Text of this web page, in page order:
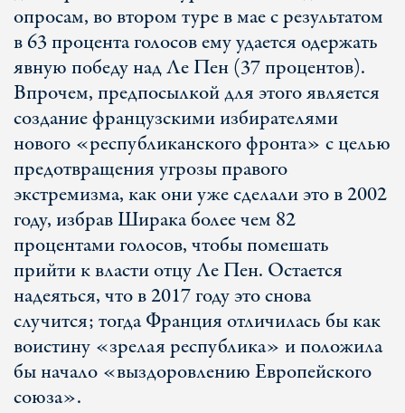
опросам, во втором туре в мае с результатом
в 63 процента голосов ему удается одержать
явную победу над Ле Пен (37 процентов).
Впрочем, предпосылкой для этого является
создание французскими избирателями
нового «республиканского фронта» с целью
предотвращения угрозы правого
экстремизма, как они уже сделали это в 2002
году, избрав Ширака более чем 82
процентами голосов, чтобы помешать
прийти к власти отцу Ле Пен. Остается
надеяться, что в 2017 году это снова
случится; тогда Франция отличилась бы как
воистину «зрелая республика» и положила
бы начало «выздоровлению Европейского
союза».